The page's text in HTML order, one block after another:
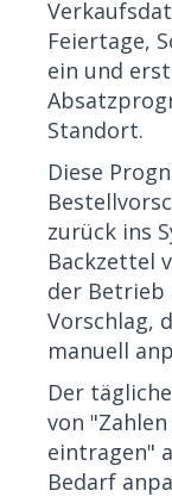
Feiertage,
ein und
Standort.
Diese
zurück ins
Backzettel
der Betrieb
Vorschlag,
manuell
Der
von
eintragen"
Bedarf